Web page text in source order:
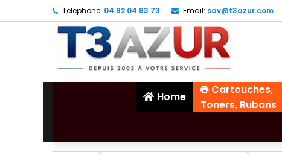
Téléphone: 04 92 04 83 73 Email: sav@t3azur.com
Home
Cartouches,
Toners, Rubans